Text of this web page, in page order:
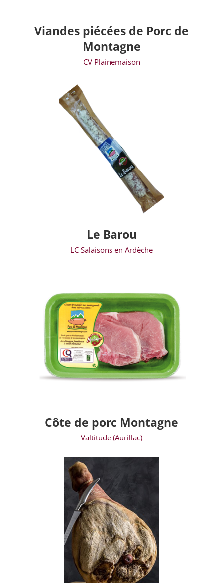
Viandes piécées de Porc de
Montagne
CV Plainemaison
Le Barou
LC Salaisons en Ardèche
Côte de porc Montagne
Valtitude (Aurillac)